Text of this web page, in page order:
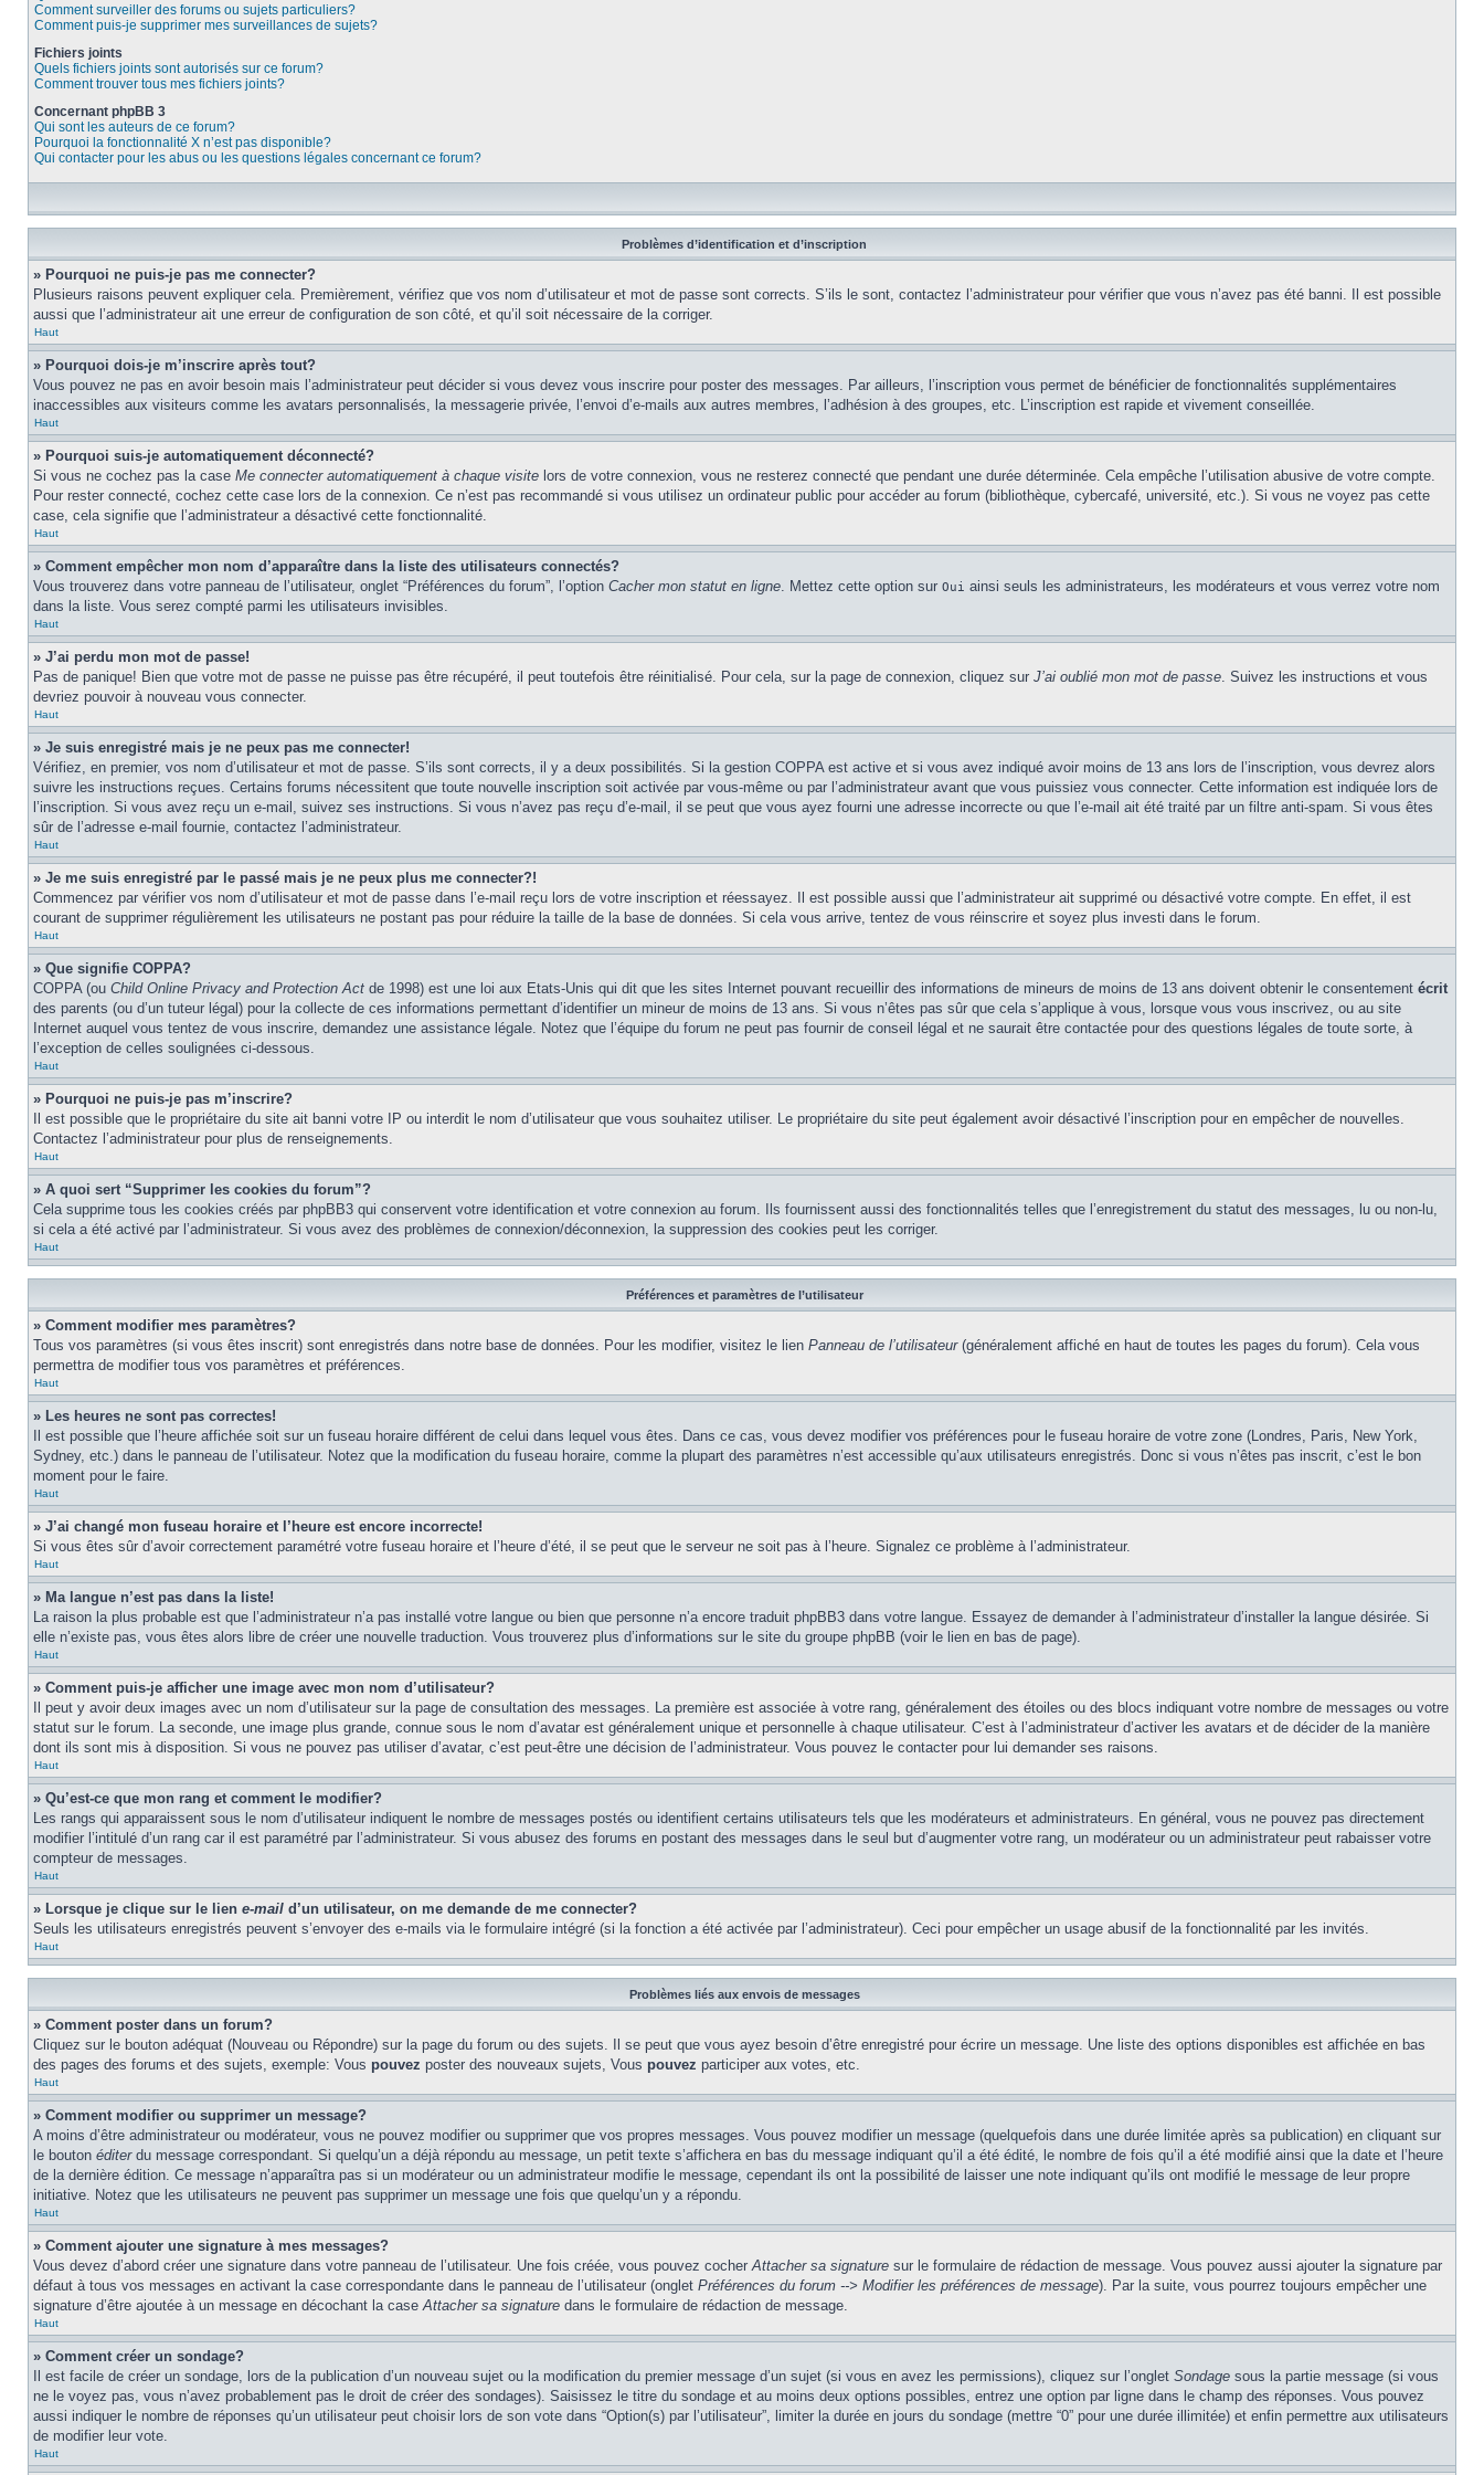
Comment surveiller des forums ou sujets particuliers?
Comment puis-je supprimer mes surveillances de sujets?
Fichiers joints
Quels fichiers joints sont autorisés sur ce forum?
Comment trouver tous mes fichiers joints?
Concernant phpBB 3
Qui sont les auteurs de ce forum?
Pourquoi la fonctionnalité X n’est pas disponible?
Qui contacter pour les abus ou les questions légales concernant ce forum?
Problèmes d’identification et d’inscription
» Pourquoi ne puis-je pas me connecter?
Plusieurs raisons peuvent expliquer cela. Premièrement, vérifiez que vos nom d’utilisateur et mot de passe sont corrects. S’ils le sont, contactez l’administrateur pour vérifier que vous n’avez pas été banni. Il est possible
aussi que l’administrateur ait une erreur de configuration de son côté, et qu’il soit nécessaire de la corriger.
Haut
» Pourquoi dois-je m’inscrire après tout?
Vous pouvez ne pas en avoir besoin mais l’administrateur peut décider si vous devez vous inscrire pour poster des messages. Par ailleurs, l’inscription vous permet de bénéficier de fonctionnalités supplémentaires
inaccessibles aux visiteurs comme les avatars personnalisés, la messagerie privée, l’envoi d’e-mails aux autres membres, l’adhésion à des groupes, etc. L’inscription est rapide et vivement conseillée.
Haut
» Pourquoi suis-je automatiquement déconnecté?
Si vous ne cochez pas la case Me connecter automatiquement à chaque visite lors de votre connexion, vous ne resterez connecté que pendant une durée déterminée. Cela empêche l’utilisation abusive de votre compte.
Pour rester connecté, cochez cette case lors de la connexion. Ce n’est pas recommandé si vous utilisez un ordinateur public pour accéder au forum (bibliothèque, cybercafé, université, etc.). Si vous ne voyez pas cette
case, cela signifie que l’administrateur a désactivé cette fonctionnalité.
Haut
» Comment empêcher mon nom d’apparaître dans la liste des utilisateurs connectés?
Vous trouverez dans votre panneau de l’utilisateur, onglet “Préférences du forum”, l’option Cacher mon statut en ligne. Mettez cette option sur Oui ainsi seuls les administrateurs, les modérateurs et vous verrez votre nom
dans la liste. Vous serez compté parmi les utilisateurs invisibles.
Haut
» J’ai perdu mon mot de passe!
Pas de panique! Bien que votre mot de passe ne puisse pas être récupéré, il peut toutefois être réinitialisé. Pour cela, sur la page de connexion, cliquez sur J’ai oublié mon mot de passe. Suivez les instructions et vous
devriez pouvoir à nouveau vous connecter.
Haut
» Je suis enregistré mais je ne peux pas me connecter!
Vérifiez, en premier, vos nom d’utilisateur et mot de passe. S’ils sont corrects, il y a deux possibilités. Si la gestion COPPA est active et si vous avez indiqué avoir moins de 13 ans lors de l’inscription, vous devrez alors
suivre les instructions reçues. Certains forums nécessitent que toute nouvelle inscription soit activée par vous-même ou par l’administrateur avant que vous puissiez vous connecter. Cette information est indiquée lors de
l’inscription. Si vous avez reçu un e-mail, suivez ses instructions. Si vous n’avez pas reçu d’e-mail, il se peut que vous ayez fourni une adresse incorrecte ou que l’e-mail ait été traité par un filtre anti-spam. Si vous êtes
sûr de l’adresse e-mail fournie, contactez l’administrateur.
Haut
» Je me suis enregistré par le passé mais je ne peux plus me connecter?!
Commencez par vérifier vos nom d’utilisateur et mot de passe dans l’e-mail reçu lors de votre inscription et réessayez. Il est possible aussi que l’administrateur ait supprimé ou désactivé votre compte. En effet, il est
courant de supprimer régulièrement les utilisateurs ne postant pas pour réduire la taille de la base de données. Si cela vous arrive, tentez de vous réinscrire et soyez plus investi dans le forum.
Haut
» Que signifie COPPA?
COPPA (ou Child Online Privacy and Protection Act de 1998) est une loi aux Etats-Unis qui dit que les sites Internet pouvant recueillir des informations de mineurs de moins de 13 ans doivent obtenir le consentement écrit
des parents (ou d’un tuteur légal) pour la collecte de ces informations permettant d’identifier un mineur de moins de 13 ans. Si vous n’êtes pas sûr que cela s’applique à vous, lorsque vous vous inscrivez, ou au site
Internet auquel vous tentez de vous inscrire, demandez une assistance légale. Notez que l’équipe du forum ne peut pas fournir de conseil légal et ne saurait être contactée pour des questions légales de toute sorte, à
l’exception de celles soulignées ci-dessous.
Haut
» Pourquoi ne puis-je pas m’inscrire?
Il est possible que le propriétaire du site ait banni votre IP ou interdit le nom d’utilisateur que vous souhaitez utiliser. Le propriétaire du site peut également avoir désactivé l’inscription pour en empêcher de nouvelles.
Contactez l’administrateur pour plus de renseignements.
Haut
» A quoi sert “Supprimer les cookies du forum”?
Cela supprime tous les cookies créés par phpBB3 qui conservent votre identification et votre connexion au forum. Ils fournissent aussi des fonctionnalités telles que l’enregistrement du statut des messages, lu ou non-lu,
si cela a été activé par l’administrateur. Si vous avez des problèmes de connexion/déconnexion, la suppression des cookies peut les corriger.
Haut
Préférences et paramètres de l’utilisateur
» Comment modifier mes paramètres?
Tous vos paramètres (si vous êtes inscrit) sont enregistrés dans notre base de données. Pour les modifier, visitez le lien Panneau de l’utilisateur(généralement affiché en haut de toutes les pages du forum). Cela vous
permettra de modifier tous vos paramètres et préférences.
Haut
» Les heures ne sont pas correctes!
Il est possible que l’heure affichée soit sur un fuseau horaire différent de celui dans lequel vous êtes. Dans ce cas, vous devez modifier vos préférences pour le fuseau horaire de votre zone (Londres, Paris, New York,
Sydney, etc.) dans le panneau de l’utilisateur. Notez que la modification du fuseau horaire, comme la plupart des paramètres n’est accessible qu’aux utilisateurs enregistrés. Donc si vous n’êtes pas inscrit, c’est le bon
moment pour le faire.
Haut
» J’ai changé mon fuseau horaire et l’heure est encore incorrecte!
Si vous êtes sûr d’avoir correctement paramétré votre fuseau horaire et l’heure d’été, il se peut que le serveur ne soit pas à l’heure. Signalez ce problème à l’administrateur.
Haut
» Ma langue n’est pas dans la liste!
La raison la plus probable est que l’administrateur n’a pas installé votre langue ou bien que personne n’a encore traduit phpBB3 dans votre langue. Essayez de demander à l’administrateur d’installer la langue désirée. Si
elle n’existe pas, vous êtes alors libre de créer une nouvelle traduction. Vous trouverez plus d’informations sur le site du groupe phpBB (voir le lien en bas de page).
Haut
» Comment puis-je afficher une image avec mon nom d’utilisateur?
Il peut y avoir deux images avec un nom d’utilisateur sur la page de consultation des messages. La première est associée à votre rang, généralement des étoiles ou des blocs indiquant votre nombre de messages ou votre
statut sur le forum. La seconde, une image plus grande, connue sous le nom d’avatar est généralement unique et personnelle à chaque utilisateur. C’est à l’administrateur d’activer les avatars et de décider de la manière
dont ils sont mis à disposition. Si vous ne pouvez pas utiliser d’avatar, c’est peut-être une décision de l’administrateur. Vous pouvez le contacter pour lui demander ses raisons.
Haut
» Qu’est-ce que mon rang et comment le modifier?
Les rangs qui apparaissent sous le nom d’utilisateur indiquent le nombre de messages postés ou identifient certains utilisateurs tels que les modérateurs et administrateurs. En général, vous ne pouvez pas directement
modifier l’intitulé d’un rang car il est paramétré par l’administrateur. Si vous abusez des forums en postant des messages dans le seul but d’augmenter votre rang, un modérateur ou un administrateur peut rabaisser votre
compteur de messages.
Haut
» Lorsque je clique sur le lien e-mail d’un utilisateur, on me demande de me connecter?
Seuls les utilisateurs enregistrés peuvent s’envoyer des e-mails via le formulaire intégré (si la fonction a été activée par l’administrateur). Ceci pour empêcher un usage abusif de la fonctionnalité par les invités.
Haut
Problèmes liés aux envois de messages
» Comment poster dans un forum?
Cliquez sur le bouton adéquat (Nouveau ou Répondre) sur la page du forum ou des sujets. Il se peut que vous ayez besoin d’être enregistré pour écrire un message. Une liste des options disponibles est affichée en bas
des pages des forums et des sujets, exemple: Vous pouvez poster des nouveaux sujets, Vous pouvez participer aux votes, etc.
Haut
» Comment modifier ou supprimer un message?
A moins d’être administrateur ou modérateur, vous ne pouvez modifier ou supprimer que vos propres messages. Vous pouvez modifier un message (quelquefois dans une durée limitée après sa publication) en cliquant sur
le bouton éditerdu message correspondant. Si quelqu’un a déjà répondu au message, un petit texte s’affichera en bas du message indiquant qu’il a été édité, le nombre de fois qu’il a été modifié ainsi que la date et l’heure
de la dernière édition. Ce message n’apparaîtra pas si un modérateur ou un administrateur modifie le message, cependant ils ont la possibilité de laisser une note indiquant qu’ils ont modifié le message de leur propre
initiative. Notez que les utilisateurs ne peuvent pas supprimer un message une fois que quelqu’un y a répondu.
Haut
» Comment ajouter une signature à mes messages?
Vous devez d’abord créer une signature dans votre panneau de l’utilisateur. Une fois créée, vous pouvez cocherAttacher sa signature sur le formulaire de rédaction de message. Vous pouvez aussi ajouter la signature par
défaut à tous vos messages en activant la case correspondante dans le panneau de l’utilisateur (onglet Préférences du forum --> Modifier les préférences de message). Par la suite, vous pourrez toujours empêcher une
signature d’être ajoutée à un message en décochant la caseAttacher sa signature dans le formulaire de rédaction de message.
Haut
» Comment créer un sondage?
Il est facile de créer un sondage, lors de la publication d’un nouveau sujet ou la modification du premier message d’un sujet (si vous en avez les permissions), cliquez sur l’onglet Sondage sous la partie message (si vous
ne le voyez pas, vous n’avez probablement pas le droit de créer des sondages). Saisissez le titre du sondage et au moins deux options possibles, entrez une option par ligne dans le champ des réponses. Vous pouvez
aussi indiquer le nombre de réponses qu’un utilisateur peut choisir lors de son vote dans “Option(s) par l’utilisateur”, limiter la durée en jours du sondage (mettre “0” pour une durée illimitée) et enfin permettre aux utilisateurs
de modifier leur vote.
Haut